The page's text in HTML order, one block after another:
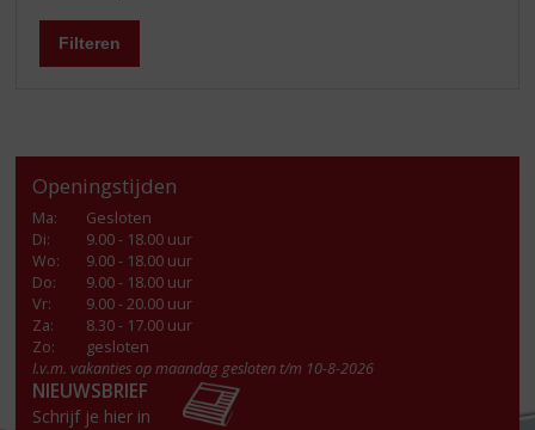
Filteren
Openingstijden
Ma:
Gesloten
Di:
9.00 - 18.00 uur
Wo:
9.00 - 18.00 uur
Do:
9.00 - 18.00 uur
Vr:
9.00 - 20.00 uur
Za:
8.30 - 17.00 uur
Zo:
gesloten
I.v.m. vakanties op maandag gesloten t/m 10-8-2026
NIEUWSBRIEF
Schrijf je hier in